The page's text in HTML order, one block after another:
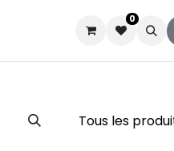
Qui sommes-nous
0
Tous les